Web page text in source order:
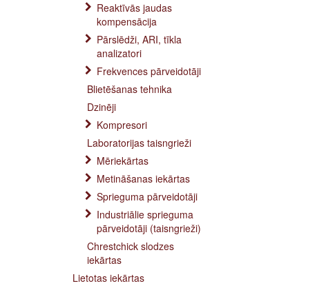
Reaktīvās jaudas
kompensācija
Pārslēdži, ARI, tīkla
analizatori
Frekvences pārveidotāji
Blietēšanas tehnika
Dzinēji
Kompresori
Laboratorijas taisngrieži
Mēriekārtas
Metināšanas iekārtas
Sprieguma pārveidotāji
Industriālie sprieguma
pārveidotāji (taisngrieži)
Chrestchick slodzes
iekārtas
Lietotas iekārtas